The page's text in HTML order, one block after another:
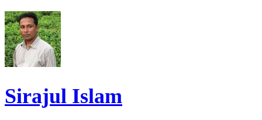
Sirajul Islam